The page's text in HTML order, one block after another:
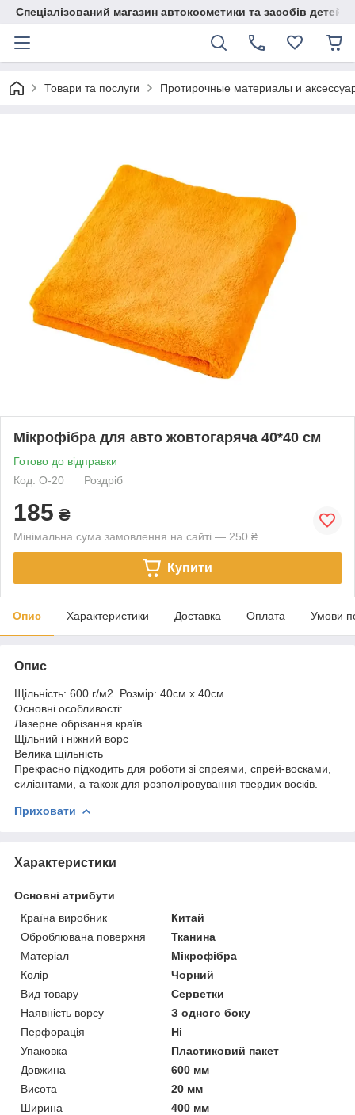
Спеціалізований магазин автокосметики та засобів
Товари та послуги Протирочные материалы и
Мікрофібра для авто жовтогаряча 40*40 см
Готово до відправки
Код: O-20
Роздріб
185 ₴
Мінімальна сума замовлення на сайті — 250 ₴
Купити
Опис Характеристики Доставка Оплата Умови
Опис
Щільність: 600 г/м2. Розмір: 40см х 40см
Основні особливості:
Лазерне обрізання країв
Щільний і ніжний ворс
Велика щільність
Прекрасно підходить для роботи зі спреями, спрей-восками,
силіантами, а також для розполіровування твердих восків.
Приховати
Характеристики
Основні атрибути
Країна виробник
Китай
Оброблювана поверхня
Тканина
Матеріал
Мікрофібра
Колір
Чорний
Вид товару
Серветки
Наявність ворсу
З одного боку
Перфорація
Ні
Упаковка
Пластиковий пакет
Довжина
600 мм
Висота
20 мм
Ширина
400 мм